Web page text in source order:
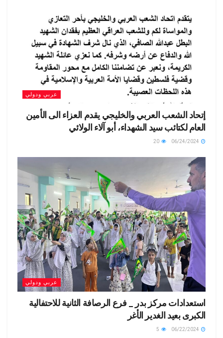
عربي ودولي
إتحاد الشعب العربي والخليجي يقدم العزاء الى الأمين
العام لكتائب سيد الشهداء، أبو آلاء الولائي
عربي ودولي
استعدادات مركز بدر _ فرع الرصافة الثانية للاحتفالية
الكبرى بعيد الغدير الأغر